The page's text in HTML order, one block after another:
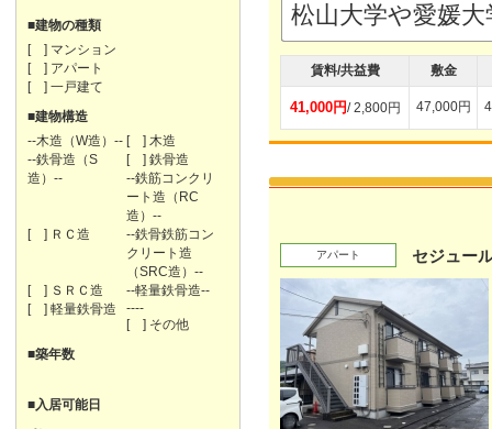
■建物の種類
[ ] マンション
[ ] アパート
[ ] 一戸建て
■建物構造
--木造（W造）-- [ ] 木造
--鉄骨造（S
造）--
[ ] 鉄骨造
--鉄筋コンクリ
ート造（RC
造）--
[ ] ＲＣ造
--鉄骨鉄筋コン
クリート造
（SRC造）--
[ ] ＳＲＣ造
--軽量鉄骨造--
[ ] 軽量鉄骨造
----
[ ] その他
■築年数
■入居可能日
松山大学や愛媛
賃料/共益費 敷金
41,000円/ 2,800円 47,000円
アパート セジュー